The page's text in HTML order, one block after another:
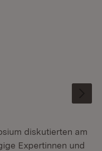
0
Kachel: 1
diskutierten am
Expertinnen und